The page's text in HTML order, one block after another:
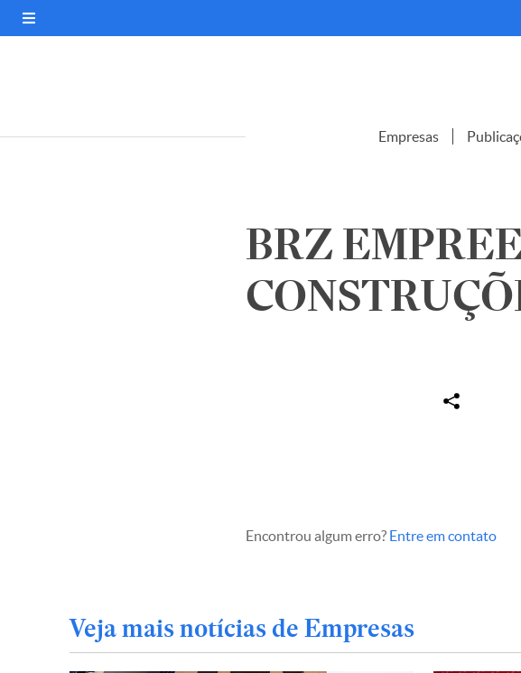
Empresas
BRZ
Encontrou algum erro? Entre em contato
Veja mais notícias de Empresas